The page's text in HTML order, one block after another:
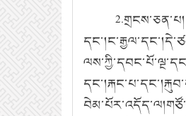
2.